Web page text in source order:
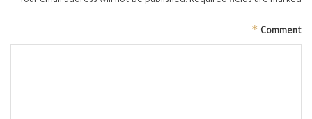
Comment
*